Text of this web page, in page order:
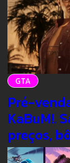
GTA
Pré-
KaBuM!.
preços,